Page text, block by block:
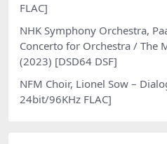
FLAC]
NHK Symphony Orchestra,
Concerto for Orchestra / The
(2023) [DSD64 DSF]
NFM Choir, Lionel Sow –
24bit/96KHz FLAC]